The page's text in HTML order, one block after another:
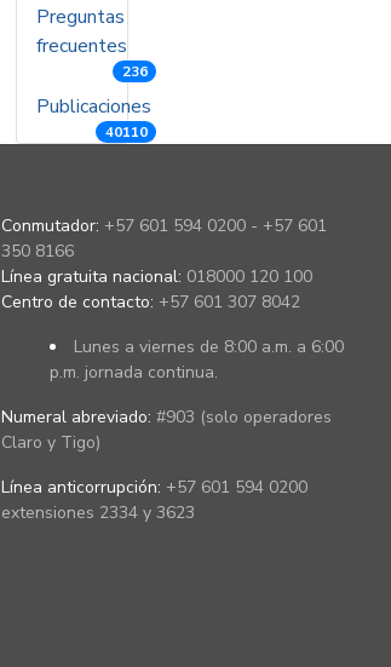
Preguntas
frecuentes
236
Publicaciones
40110
Conmutador: +57 601 594 0200 - +57 601
350 8166
Línea gratuita nacional: 018000 120 100
Centro de contacto: +57 601 307 8042
Lunes a viernes de 8:00 a.m. a 6:00
p.m. jornada continua.
Numeral abreviado: #903 (solo operadores
Claro y Tigo)
Línea anticorrupción: +57 601 594 0200
extensiones 2334 y 3623